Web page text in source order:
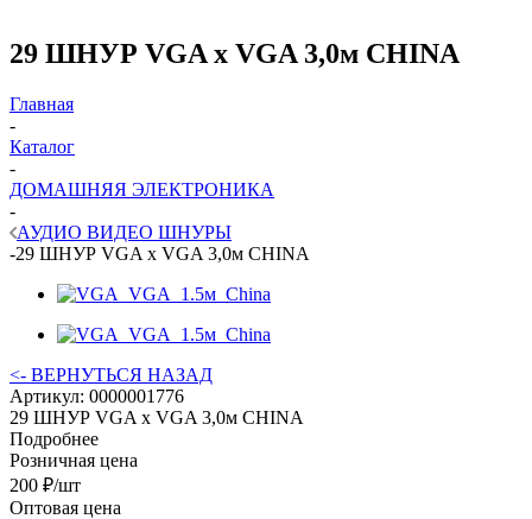
29 ШНУР VGA х VGA 3,0м CHINA
Главная
-
Каталог
-
ДОМАШНЯЯ ЭЛЕКТРОНИКА
-
АУДИО ВИДЕО ШНУРЫ
-29 ШНУР VGA х VGA 3,0м CHINA
<- ВЕРНУТЬСЯ НАЗАД
Артикул: 0000001776
29 ШНУР VGA х VGA 3,0м CHINA
Подробнее
Розничная цена
200 ₽/шт
Оптовая цена